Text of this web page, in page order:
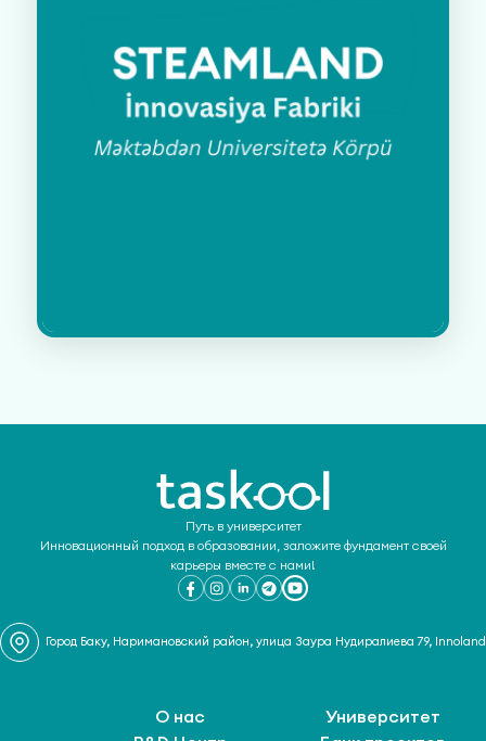
Путь в университет
Инновационный подход в образовании, заложите фундамент своей
карьеры вместе с нами!
Город Баку, Наримановский район, улица Заура Нудиралиева 79, Innoland
О нас
Университет